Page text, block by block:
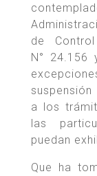
de
N° 24.156
a los
las
puedan
Que ha